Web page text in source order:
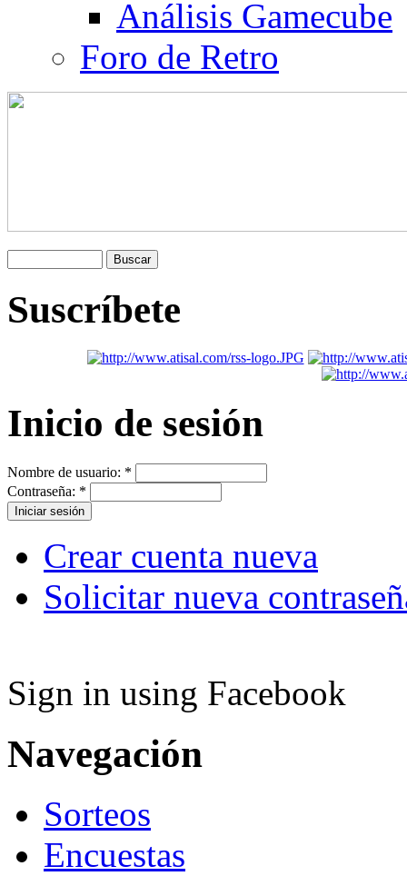
Análisis Gamecube
Foro de Retro
Suscríbete
Inicio de sesión
Nombre de usuario: *
Contraseña: *
Crear cuenta nueva
Solicitar nueva
Sign in using Facebook
Navegación
Sorteos
Encuestas